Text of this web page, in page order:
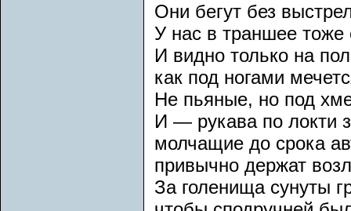
Они бегут без
У нас в траншее тоже
И видно только на
как под ногами
Не пьяные, но под
И — рукава по локти
молчащие до срока
привычно держат
За голенища сунуты